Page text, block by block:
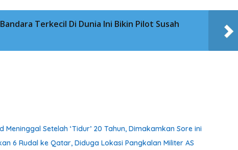
Terkecil Di Dunia Ini Bikin Pilot Susah
Meninggal Setelah ‘Tidur’ 20 Tahun, Dimakamkan Sore ini
6 Rudal ke Qatar, Diduga Lokasi Pangkalan Militer AS